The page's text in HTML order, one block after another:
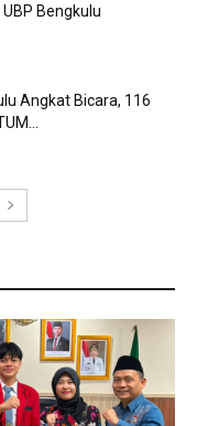
Bengkulu
Angkat Bicara, 116